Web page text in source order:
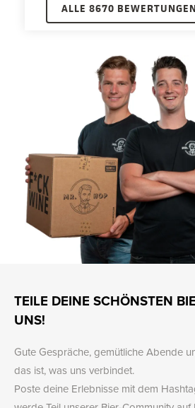
ALLE 8670
TEILE DEINE SCHÖNSTEN
UNS!
Gute Gespräche, gemütliche Abende
das ist, was uns verbindet.
Poste deine Erlebnisse mit dem